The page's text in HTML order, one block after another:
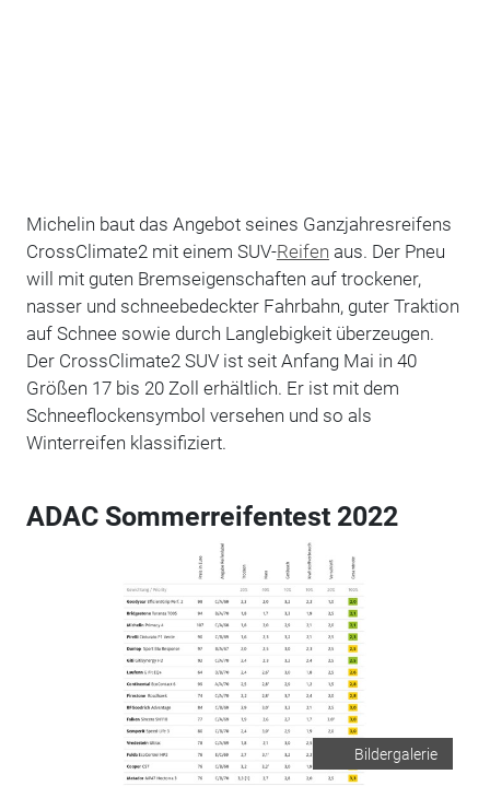
Michelin baut das Angebot seines Ganzjahresreifens
CrossClimate2 mit einem SUV-Reifen aus. Der Pneu
will mit guten Bremseigenschaften auf trockener,
nasser und schneebedeckter Fahrbahn, guter Traktion
auf Schnee sowie durch Langlebigkeit überzeugen.
Der CrossClimate2 SUV ist seit Anfang Mai in 40
Größen 17 bis 20 Zoll erhältlich. Er ist mit dem
Schneeflockensymbol versehen und so als
Winterreifen klassifiziert.
ADAC Sommerreifentest 2022
Bildergalerie